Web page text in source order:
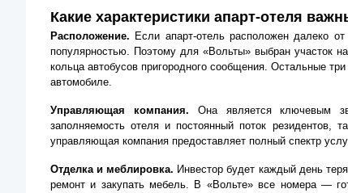
Какие характеристики апарт-отеля
Расположение. Если апарт-отель расположен далеко
популярностью. Поэтому для «Вольты» выбран участок
кольца автобусов пригородного сообщения. Остальные
автомобиле.
Управляющая компания. Она является ключевым
заполняемость отеля и постоянный поток резидентов,
управляющая компания предоставляет полный спектр
Отделка и меблировка. Инвестор будет каждый день
ремонт и закупать мебель. В «Вольте» все номера —